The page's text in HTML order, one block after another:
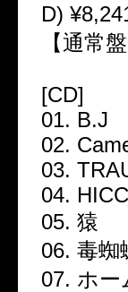
D)
【通常
[CD]
01. B.J
02.
03.
04.
05. 猿
06. 毒蜘
07. ホー